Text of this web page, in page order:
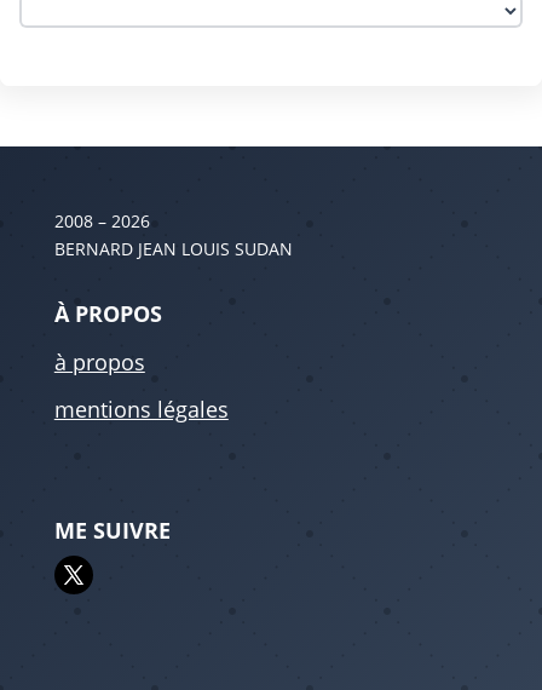
2008 – 2026
BERNARD JEAN LOUIS SUDAN
À PROPOS
à propos
mentions légales
ME SUIVRE